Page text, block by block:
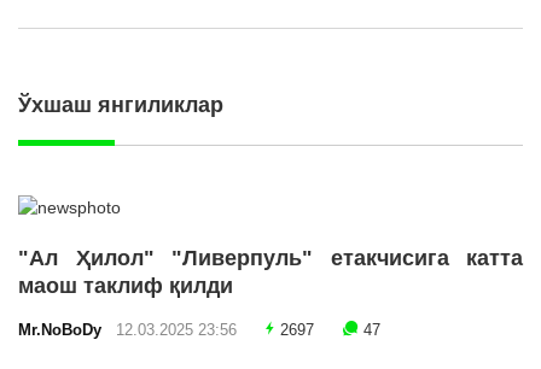
Ўхшаш янгиликлар
"Ал Ҳилол" "Ливерпуль" етакчисига катта
маош таклиф қилди
Mr.NoBoDy 12.03.2025 23:56 2697 47